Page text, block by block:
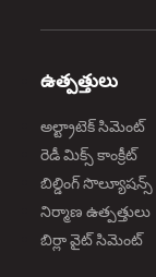
ఉత్పత్తులు
అల్ట్రాటెక్ సిమెంట్
రెడీ మిక్స్ కాంక్రీట్
బిల్డింగ్ సొల్యూషన్స్
నిర్మాణ ఉత్పత్తులు
బిర్లా వైట్ సిమెంట్